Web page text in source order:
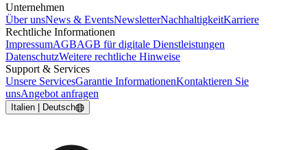
Unternehmen
Über unsNews & EventsNewsletterNachhaltigkeitKarriere
Rechtliche Informationen
ImpressumAGBAGB für digitale Dienstleistungen
DatenschutzWeitere rechtliche Hinweise
Support & Services
Unsere ServicesGarantie InformationenKontaktieren Sie
unsAngebot anfragen
Italien | Deutsch